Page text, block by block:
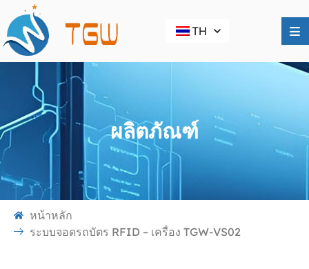
TH
ผลิตภัณฑ์
หน้าหลัก
ระบบจอดรถบัตร RFID – เครื่อง TGW-VS02